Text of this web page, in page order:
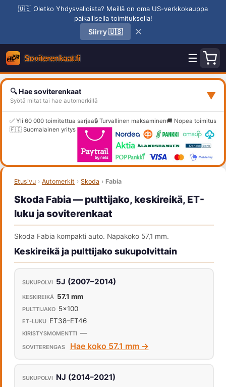
🇺🇸 Oletko Yhdysvalloista? Meillä on oma US-verkkokauppa
paikallisella toimituksella!
Siirry 🇺🇸 ✕
☰
🔍 Hae soviterenkaat
Syötä mitat tai hae automerkillä ▼
✅ Yli 60 000 toimitettua sarjaa🔒 Turvallinen maksaminen🚚 Nopea toimitus
🇫🇮 Suomalainen yritys
Etusivu › Automerkit › Skoda › Fabia
Skoda Fabia — pulttijako, keskireikä, ET-
luku ja soviterenkaat
Skoda Fabia kompakti auto. Napakoko 57,1 mm.
Keskireikä ja pulttijako sukupolvittain
5J (2007–2014)
57.1 mm
5x100
ET38–ET46
—
Hae koko 57.1 mm →
NJ (2014–2021)